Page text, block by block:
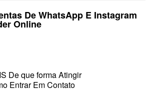
De WhatsApp E Instagram
Online
De que forma Atingir
Entrar Em Contato